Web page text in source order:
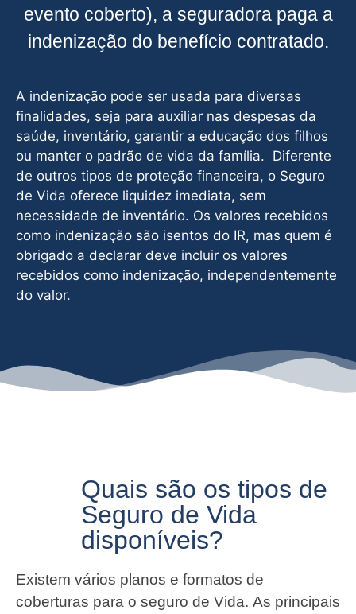
evento coberto), a seguradora paga a
indenização do benefício contratado.
A indenização pode ser usada para diversas
finalidades, seja para auxiliar nas despesas da
saúde, inventário, garantir a educação dos filhos
ou manter o padrão de vida da família. Diferente
de outros tipos de proteção financeira, o Seguro
de Vida oferece liquidez imediata, sem
necessidade de inventário. Os valores recebidos
como indenização são isentos do IR, mas quem é
obrigado a declarar deve incluir os valores
recebidos como indenização, independentemente
do valor.
Quais são os tipos de
Seguro de Vida
disponíveis?
Existem vários planos e formatos de
coberturas para o seguro de Vida. As principais